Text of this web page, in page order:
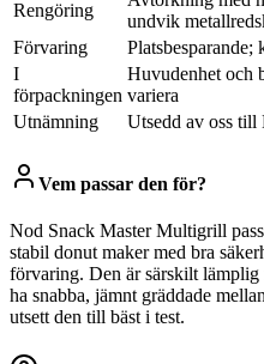
Rengöring
undvik
Förvaring
I
förpackningen
Huvudenhet och
variera
Utnämning
Utsedd av oss till
Vem passar den för?
Nod Snack Master Multigrill
stabil donut maker med bra
förvaring. Den är särskilt
ha snabba, jämnt gräddade
utsett den till bäst i test.